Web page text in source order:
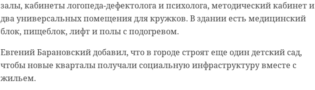
залы, кабинеты логопеда-дефектолога и психолога, методический кабинет и
два универсальных помещения для кружков. В здании есть медицинский
блок, пищеблок, лифт и полы с подогревом.
Евгений Барановский добавил, что в городе строят еще один детский сад,
чтобы новые кварталы получали социальную инфраструктуру вместе с
жильем.
"Так приятно всегда видеть, как из тощих дохленьких
козявок вырастают такие упитанные активные сардельки",